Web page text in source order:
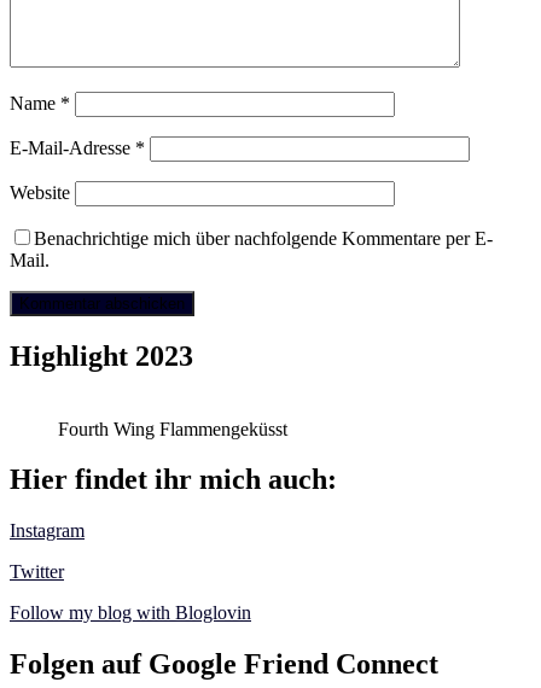
Name *
E-Mail-Adresse *
Website
Benachrichtige mich über nachfolgende Kommentare per E-
Mail.
Highlight 2023
Fourth Wing Flammengeküsst
Hier findet ihr mich auch:
Instagram
Twitter
Follow my blog with Bloglovin
Folgen auf Google Friend Connect